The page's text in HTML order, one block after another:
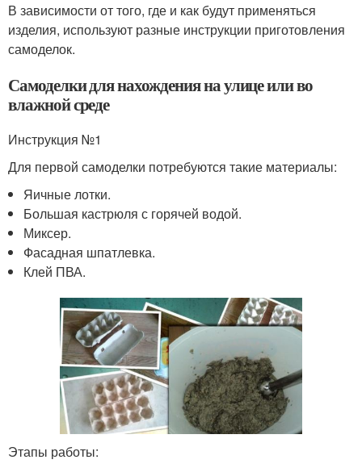
В зависимости от того, где и как будут применяться
изделия, используют разные инструкции приготовления
самоделок.
Самоделки для нахождения на улице или во
влажной среде
Инструкция №1
Для первой самоделки потребуются такие материалы:
Яичные лотки.
Большая кастрюля с горячей водой.
Миксер.
Фасадная шпатлевка.
Клей ПВА.
Этапы работы: